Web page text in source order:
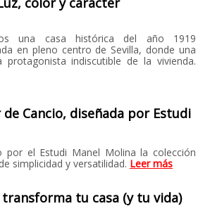
una casa histórica del año 1919
en pleno centro de Sevilla, donde una
indiscutible de la vivienda.
de Cancio, diseñada por Estudi
por el Estudi Manel Molina la colección
simplicidad y versatilidad. Leer más
transforma tu casa (y tu vida)